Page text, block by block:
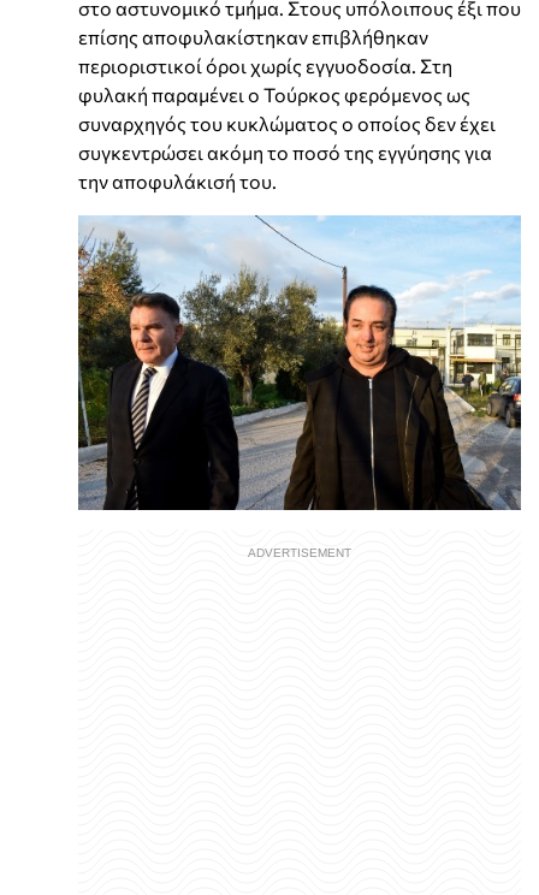
στο αστυνομικό τμήμα. Στους υπόλοιπους έξι που
επίσης αποφυλακίστηκαν επιβλήθηκαν
περιοριστικοί όροι χωρίς εγγυοδοσία. Στη
φυλακή παραμένει ο Τούρκος φερόμενος ως
συναρχηγός του κυκλώματος ο οποίος δεν έχει
συγκεντρώσει ακόμη το ποσό της εγγύησης για
την αποφυλάκισή του.